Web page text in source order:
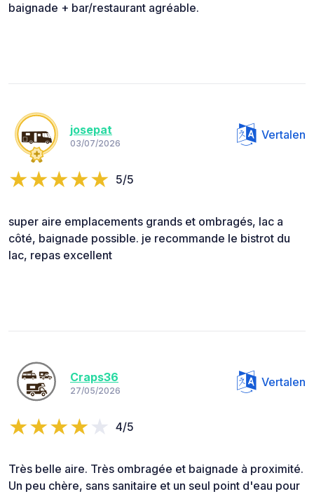
baignade + bar/restaurant agréable.
josepat
03/07/2026
Vertalen
5/5
super aire emplacements grands et ombragés, lac a
côté, baignade possible. je recommande le bistrot du
lac, repas excellent
Craps36
27/05/2026
Vertalen
4/5
Très belle aire. Très ombragée et baignade à proximité.
Un peu chère, sans sanitaire et un seul point d'eau pour